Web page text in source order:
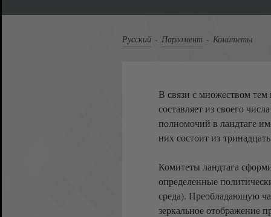
Русский Парламент Комитеты
В связи с множеством тем
составляет из своего
полномочий в ландтаге
них состоит из
Комитеты ландтага
определенные
среда). Преобладающую
зеркальное отображение